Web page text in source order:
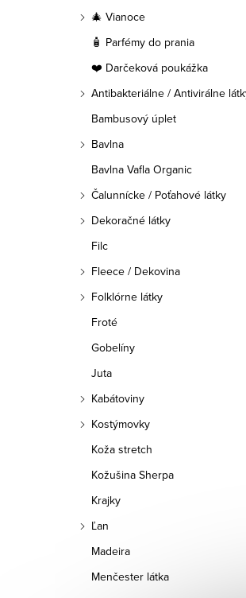
🎄 Vianoce
🧴 Parfémy do prania
❤️ Darčeková poukážka
Antibakteriálne / Antivirálne
Bambusový úplet
Bavlna
Bavlna Vafla Organic
Čalunnícke / Poťahové látky
Dekoračné látky
Filc
Fleece / Dekovina
Folklórne látky
Froté
Gobelíny
Juta
Kabátoviny
Kostýmovky
Koža stretch
Kožušina Sherpa
Krajky
Ľan
Madeira
Menčester látka